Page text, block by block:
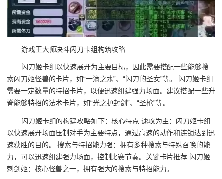
游戏王大师决斗闪刀卡组构筑攻略
闪刀姬卡组以快速展开为主要目标，因此需要搭配一些能够搜
索闪刀姬怪兽的卡片，如“一滴之水”、“闪刀的圣女”等。 闪刀姬卡组
需要一定数量的特招卡片，以便迅速组建强力场面。建议搭配一些升
脊能够特招的法术卡片，如“光之护封剑”、“圣枪”等。
闪刀姬卡组的构建攻略如下：核心特点 速攻为主：闪刀姬卡组
以快速展开场面压制对手为主要特点，通过高速的动作和连锁达到迅
速获胜的目的。 搜索与特招能力强：拥有多种搜索与特殊召唤的能
力，可以迅速组建强力场面，控制比赛节奏。关键卡片推荐 闪刀姬
刺剑姬：核心怪兽之一，拥有强大的搜索与特招能力。